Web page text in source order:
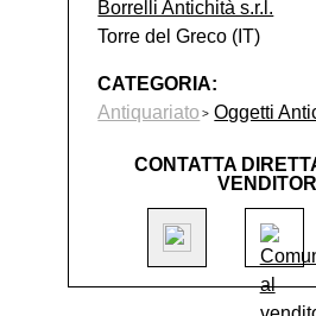
Borrelli Antichità s.r.l.
Torre del Greco (IT)
CATEGORIA:
Antiquariato
Oggetti
CONTATTA